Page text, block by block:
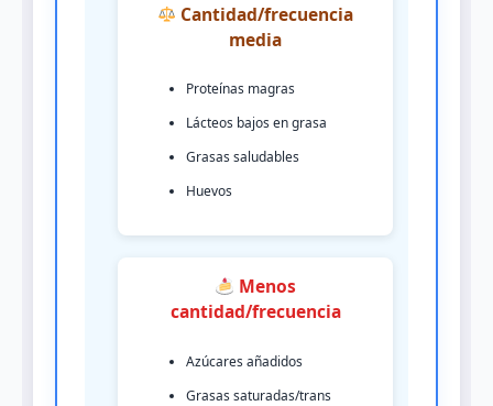
Cantidad/frecuencia
media
Proteínas magras
Lácteos bajos en grasa
Grasas saludables
Huevos
Menos
cantidad/frecuencia
Azúcares añadidos
Grasas saturadas/trans